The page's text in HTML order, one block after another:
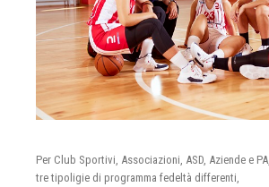
Per Club Sportivi, Associazioni, ASD, Aziende e PA,
tre tipoligie di programma fedeltà differenti,